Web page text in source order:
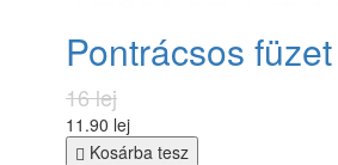
Pontrácsos
16 lej
11.90 lej
Kosárba tesz